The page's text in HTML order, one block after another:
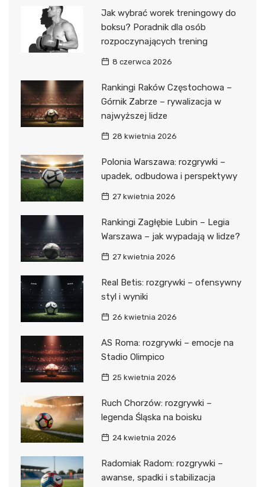
Jak wybrać worek treningowy do
boksu? Poradnik dla osób
rozpoczynających trening
8 czerwca 2026
Rankingi Raków Częstochowa –
Górnik Zabrze – rywalizacja w
najwyższej lidze
28 kwietnia 2026
Polonia Warszawa: rozgrywki –
upadek, odbudowa i perspektywy
27 kwietnia 2026
Rankingi Zagłębie Lubin – Legia
Warszawa – jak wypadają w lidze?
27 kwietnia 2026
Real Betis: rozgrywki – ofensywny
styl i wyniki
26 kwietnia 2026
AS Roma: rozgrywki – emocje na
Stadio Olimpico
25 kwietnia 2026
Ruch Chorzów: rozgrywki –
legenda Śląska na boisku
24 kwietnia 2026
Radomiak Radom: rozgrywki –
awanse, spadki i stabilizacja